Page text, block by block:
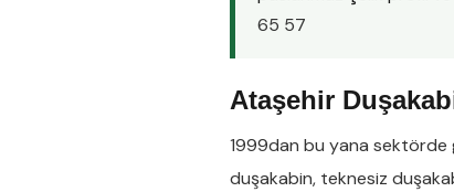
65 57
Ataşehir
1999dan bu yana sektörde
duşakabin, teknesiz